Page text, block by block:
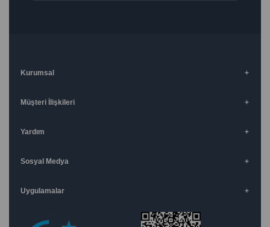
Kurumsal
Müşteri İlişkileri
Yardım
Sosyal Medya
Uygulamalar